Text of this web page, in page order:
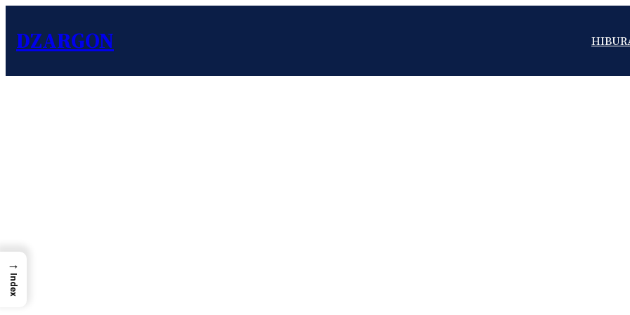
DZARGON
→
Index